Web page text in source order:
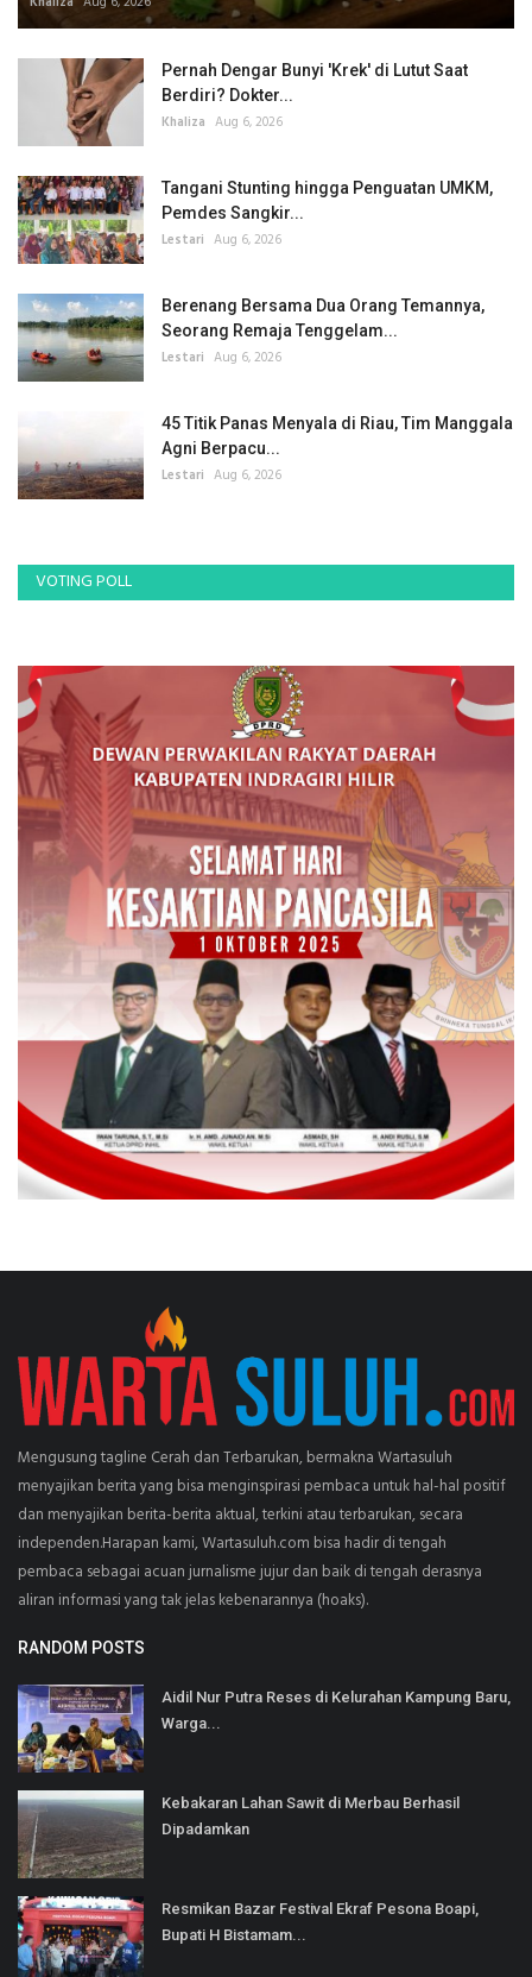
Pernah Dengar Bunyi 'Krek' di Lutut Saat
Berdiri? Dokter...
Khaliza Aug 6, 2026
Tangani Stunting hingga Penguatan UMKM,
Pemdes Sangkir...
Lestari Aug 6, 2026
Berenang Bersama Dua Orang Temannya,
Seorang Remaja Tenggelam...
Lestari Aug 6, 2026
45 Titik Panas Menyala di Riau, Tim Manggala
Agni Berpacu...
Lestari Aug 6, 2026
VOTING POLL
Mengusung tagline Cerah dan Terbarukan, bermakna Wartasuluh
menyajikan berita yang bisa menginspirasi pembaca untuk hal-hal positif
dan menyajikan berita-berita aktual, terkini atau terbarukan, secara
independen.Harapan kami, Wartasuluh.com bisa hadir di tengah
pembaca sebagai acuan jurnalisme jujur dan baik di tengah derasnya
aliran informasi yang tak jelas kebenarannya (hoaks).
RANDOM POSTS
Aidil Nur Putra Reses di Kelurahan Kampung Baru,
Warga...
Kebakaran Lahan Sawit di Merbau Berhasil
Dipadamkan
Resmikan Bazar Festival Ekraf Pesona Boapi,
Bupati H Bistamam...